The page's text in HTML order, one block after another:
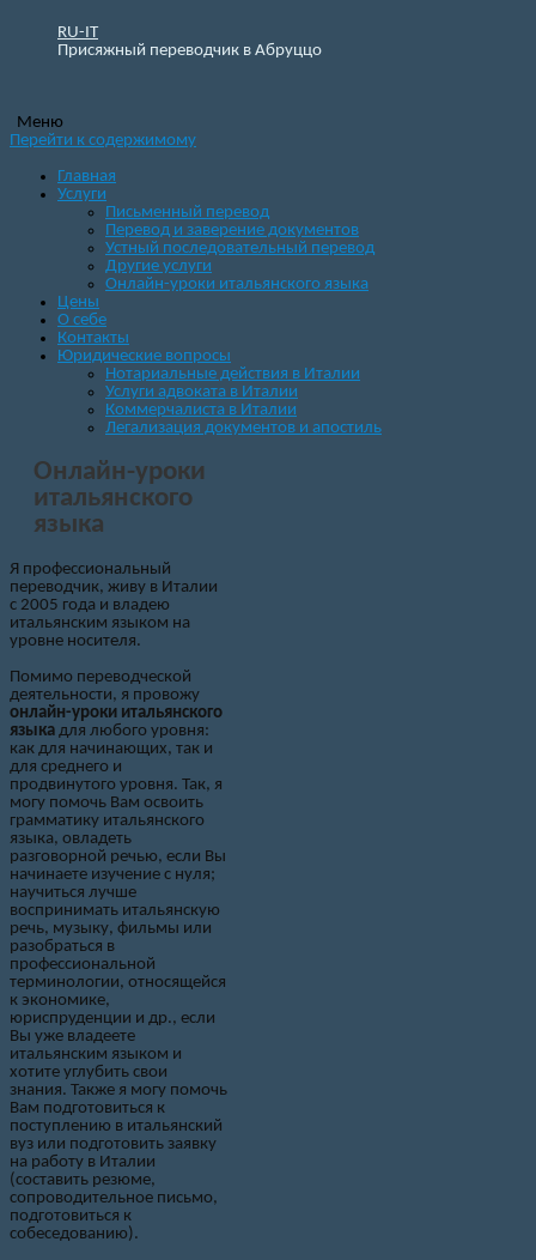
RU-IT
Присяжный переводчик в Абруццо
Меню
Перейти к содержимому
Главная
Услуги
Письменный перевод
Перевод и заверение документов
Устный последовательный перевод
Другие услуги
Онлайн-уроки итальянского языка
Цены
О себе
Контакты
Юридические вопросы
Нотариальные действия в Италии
Услуги адвоката в Италии
Коммерчалиста в Италии
Легализация документов и апостиль
Онлайн-уроки
итальянского
языка
Я профессиональный
переводчик, живу в Италии
с 2005 года и владею
итальянским языком на
уровне носителя.
Помимо переводческой
деятельности, я провожу
онлайн-уроки итальянского
языка для любого уровня:
как для начинающих, так и
для среднего и
продвинутого уровня. Так, я
могу помочь Вам освоить
грамматику итальянского
языка, овладеть
разговорной речью, если Вы
начинаете изучение с нуля;
научиться лучше
воспринимать итальянскую
речь, музыку, фильмы или
разобраться в
профессиональной
терминологии, относящейся
к экономике,
юриспруденции и др., если
Вы уже владеете
итальянским языком и
хотите углубить свои
знания. Также я могу помочь
Вам подготовиться к
поступлению в итальянский
вуз или подготовить заявку
на работу в Италии
(составить резюме,
сопроводительное письмо,
подготовиться к
собеседованию).